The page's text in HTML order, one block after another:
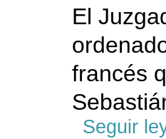
El
francés
Seguir